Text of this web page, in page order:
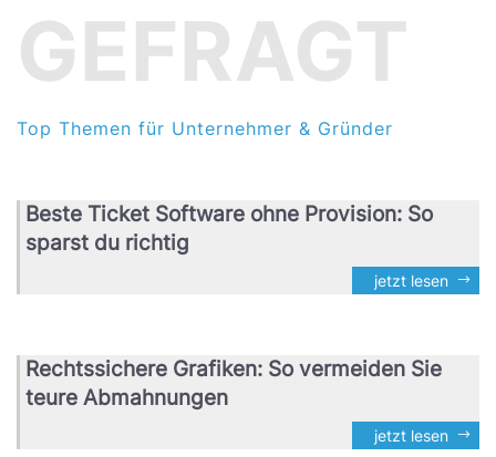
GEFRAGT
Top Themen für Unternehmer & Gründer
Beste Ticket Software ohne Provision: So
sparst du richtig
jetzt lesen
Rechtssichere Grafiken: So vermeiden Sie
teure Abmahnungen
jetzt lesen